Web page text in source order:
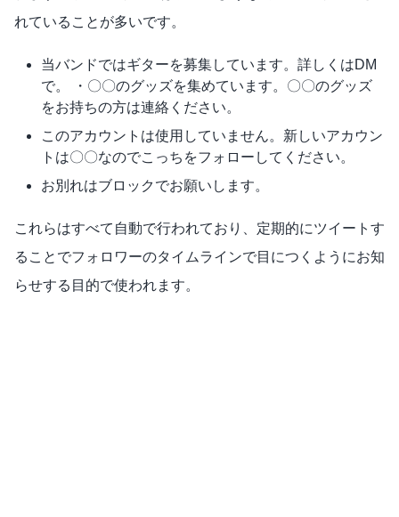
れていることが多いです。
当バンドではギターを募集しています。詳しくはDM
で。 ・〇〇のグッズを集めています。〇〇のグッズ
をお持ちの方は連絡ください。
このアカウントは使用していません。新しいアカウン
トは〇〇なのでこっちをフォローしてください。
お別れはブロックでお願いします。
これらはすべて自動で行われており、定期的にツイートす
ることでフォロワーのタイムラインで目につくようにお知
らせする目的で使われます。